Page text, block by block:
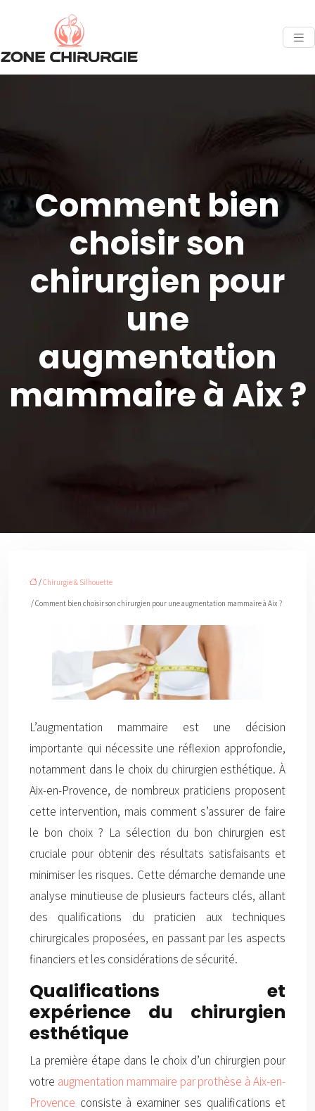
Comment bien
choisir son
chirurgien pour
une
augmentation
mammaire à Aix ?
/Chirurgie & Silhouette
/ Comment bien choisir son chirurgien pour une augmentation mammaire à Aix ?
L’augmentation mammaire est une décision
importante qui nécessite une réflexion approfondie,
notamment dans le choix du chirurgien esthétique. À
Aix-en-Provence, de nombreux praticiens proposent
cette intervention, mais comment s’assurer de faire
le bon choix ? La sélection du bon chirurgien est
cruciale pour obtenir des résultats satisfaisants et
minimiser les risques. Cette démarche demande une
analyse minutieuse de plusieurs facteurs clés, allant
des qualifications du praticien aux techniques
chirurgicales proposées, en passant par les aspects
financiers et les considérations de sécurité.
Qualifications et
expérience du chirurgien
esthétique
La première étape dans le choix d’un chirurgien pour
votre augmentation mammaire par prothèse à Aix-en-
Provence consiste à examiner ses qualifications et